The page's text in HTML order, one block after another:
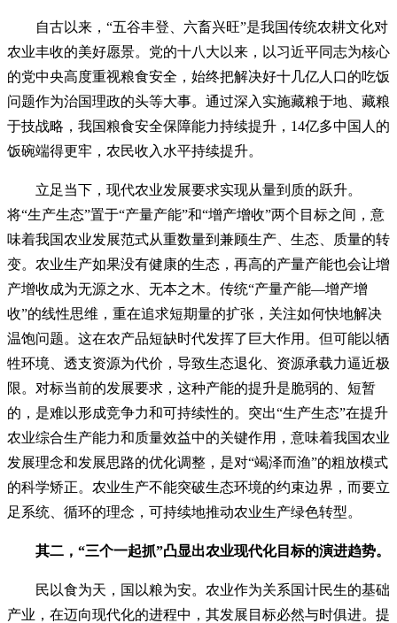
自古以来，“五谷丰登、六畜兴旺”是我国传统农耕文化对
农业丰收的美好愿景。党的十八大以来，以习近平同志为核心
的党中央高度重视粮食安全，始终把解决好十几亿人口的吃饭
问题作为治国理政的头等大事。通过深入实施藏粮于地、藏粮
于技战略，我国粮食安全保障能力持续提升，14亿多中国人的
饭碗端得更牢，农民收入水平持续提升。
立足当下，现代农业发展要求实现从量到质的跃升。
将“生产生态”置于“产量产能”和“增产增收”两个目标之间，意
味着我国农业发展范式从重数量到兼顾生产、生态、质量的转
变。农业生产如果没有健康的生态，再高的产量产能也会让增
产增收成为无源之水、无本之木。传统“产量产能—增产增
收”的线性思维，重在追求短期量的扩张，关注如何快地解决
温饱问题。这在农产品短缺时代发挥了巨大作用。但可能以牺
牲环境、透支资源为代价，导致生态退化、资源承载力逼近极
限。对标当前的发展要求，这种产能的提升是脆弱的、短暂
的，是难以形成竞争力和可持续性的。突出“生产生态”在提升
农业综合生产能力和质量效益中的关键作用，意味着我国农业
发展理念和发展思路的优化调整，是对“竭泽而渔”的粗放模式
的科学矫正。农业生产不能突破生态环境的约束边界，而要立
足系统、循环的理念，可持续地推动农业生产绿色转型。
其二，“三个一起抓”凸显出农业现代化目标的演进趋势。
民以食为天，国以粮为安。农业作为关系国计民生的基础
产业，在迈向现代化的进程中，其发展目标必然与时俱进。提